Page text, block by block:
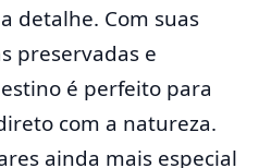
detalhe. Com suas
preservadas e
é perfeito para
com a natureza.
ainda mais especial